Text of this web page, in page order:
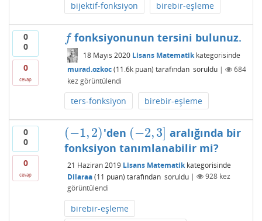
bijektif-fonksiyon birebir-eşleme
0
0
0
cevap
f
f fonksiyonunun tersini bulunuz.
18 Mayıs 2020 Lisans Matematikkategorisinde
murad.ozkoc (11.6kpuan) tarafından soruldu |
684
kez görüntülendi
ters-fonksiyon birebir-eşleme
0
0
0
cevap
(−1,2)
(−1,2) 'den (−2,3]
(−2,3]
aralığında bir
fonksiyon tanımlanabilir mi?
21 Haziran 2019 Lisans Matematikkategorisinde
Dilaraa (11 puan) tarafından soruldu | 928kez
görüntülendi
birebir-eşleme